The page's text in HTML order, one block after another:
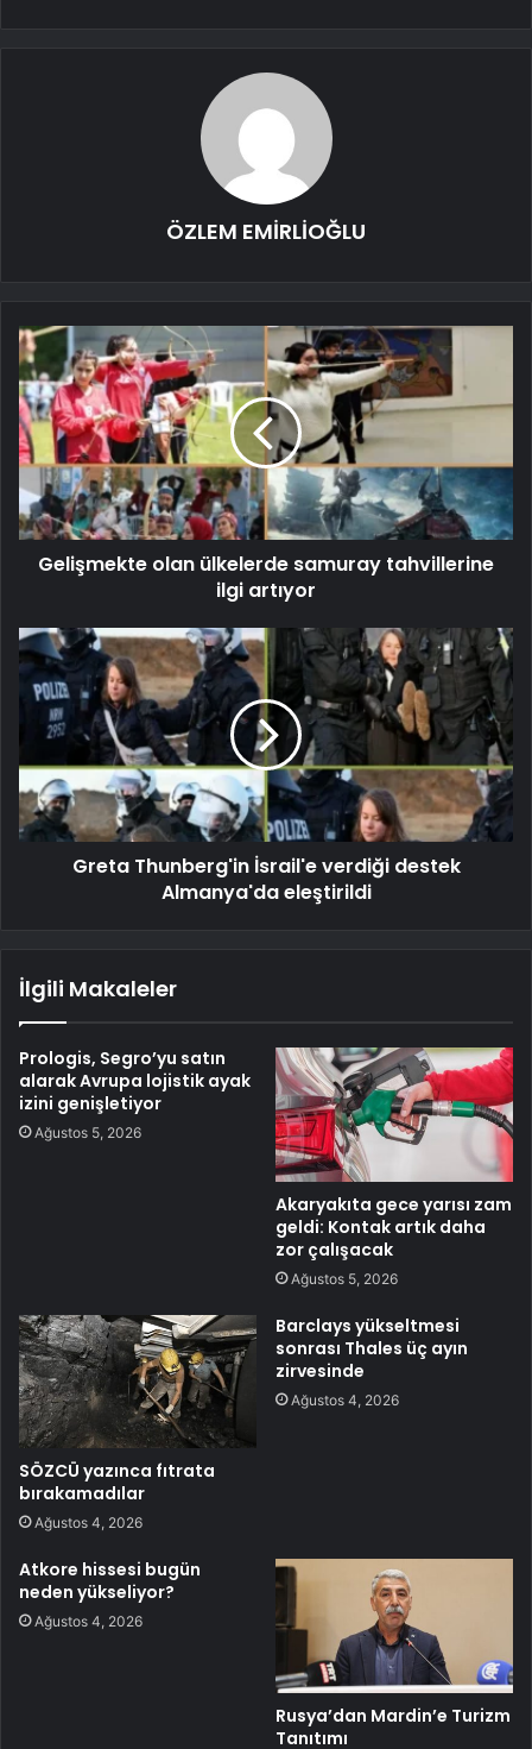
ÖZLEM EMİRLİOĞLU
Gelişmekte olan ülkelerde samuray tahvillerine
ilgi artıyor
Greta Thunberg'in İsrail'e verdiği destek
Almanya'da eleştirildi
İlgili Makaleler
Prologis, Segro’yu satın
alarak Avrupa lojistik ayak
izini genişletiyor
Ağustos 5, 2026
Akaryakıta gece yarısı zam
geldi: Kontak artık daha
zor çalışacak
Ağustos 5, 2026
SÖZCÜ yazınca fıtrata
bırakamadılar
Ağustos 4, 2026
Barclays yükseltmesi
sonrası Thales üç ayın
zirvesinde
Ağustos 4, 2026
Atkore hissesi bugün
neden yükseliyor?
Ağustos 4, 2026
Rusya’dan Mardin’e Turizm
Tanıtımı